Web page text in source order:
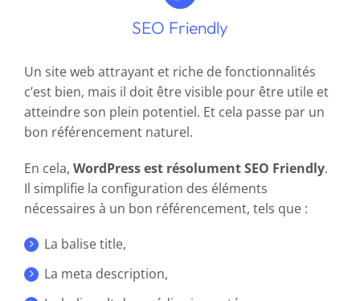
SEO Friendly
Un site web attrayant et riche de fonctionnalités
c’est bien, mais il doit être visible pour être utile et
atteindre son plein potentiel. Et cela passe par un
bon référencement naturel.
En cela, WordPress est résolument SEO Friendly.
Il simplifie la configuration des éléments
nécessaires à un bon référencement, tels que :
La balise title,
La meta description,